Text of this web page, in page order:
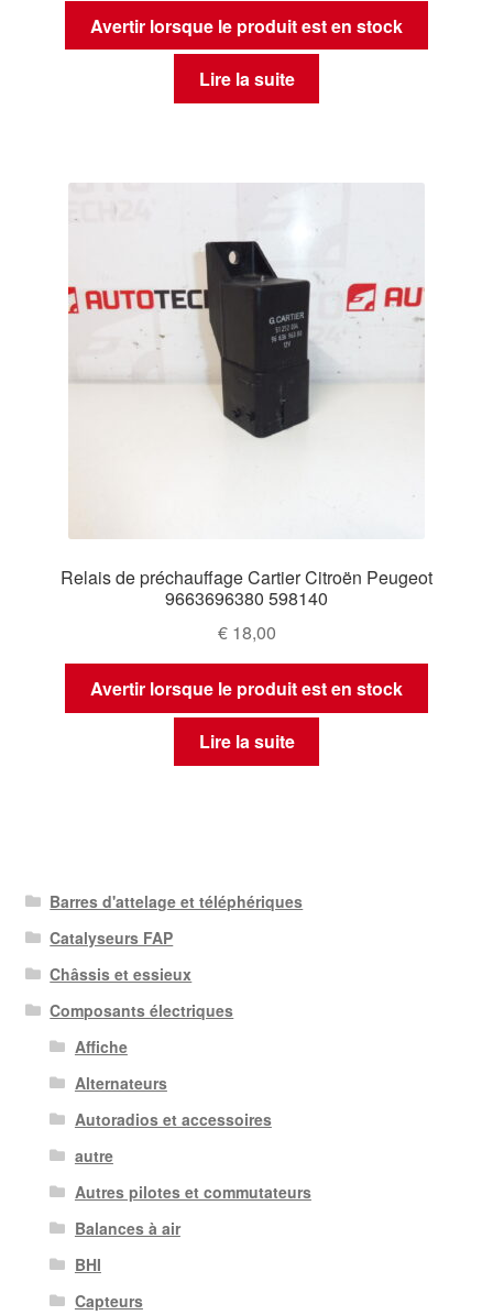
Avertir lorsque le produit est en stock
Lire la suite
Relais de préchauffage Cartier Citroën Peugeot
9663696380 598140
€18,00
Avertir lorsque le produit est en stock
Lire la suite
Barres d'attelage et téléphériques
Catalyseurs FAP
Châssis et essieux
Composants électriques
Affiche
Alternateurs
Autoradios et accessoires
autre
Autres pilotes et commutateurs
Balances à air
BHI
Capteurs